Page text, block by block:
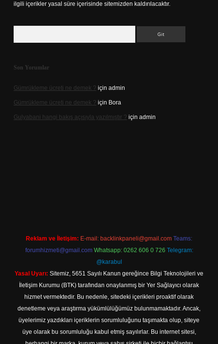
ilgili içerikler yasal süre içerisinde sitemizden kaldırılacaktır.
Son Yorumlar
Gümrükleme ücreti ne demek ? için admin
Gümrükleme ücreti ne demek ? için Bora
Gulyabani hangi bakış açısıyla yazılmıştır ? için admin
Reklam ve İletişim: E-mail: backlinkpaneli@gmail.com Teams:
forumhizmeti@gmail.com Whatsapp: 0262 606 0 726 Telegram:
@karabul
Yasal Uyarı: Sitemiz, 5651 Sayılı Kanun gereğince Bilgi Teknolojileri ve
İletişim Kurumu (BTK) tarafından onaylanmış bir Yer Sağlayıcı olarak
hizmet vermektedir. Bu nedenle, sitedeki içerikleri proaktif olarak
denetleme veya araştırma yükümlülüğümüz bulunmamaktadır. Ancak,
üyelerimiz yazdıkları içeriklerin sorumluluğunu taşımakta olup, siteye
üye olarak bu sorumluluğu kabul etmiş sayılırlar. Bu internet sitesi,